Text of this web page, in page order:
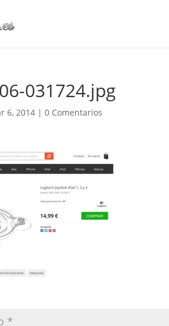
031724.jpg
6, 2014 |0 Comentarios